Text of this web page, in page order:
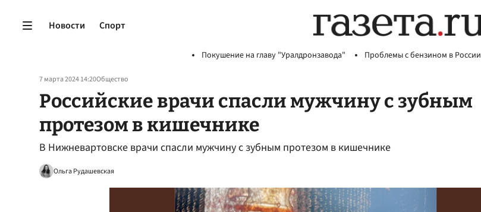
Новости Спорт
Покушение на главу "Уралдронзавода" Проблемы с бензином в России
7 марта 2024 14:20Общество
Российские врачи спасли мужчину с зубным
протезом в кишечнике
В Нижневартовске врачи спасли мужчину с зубным протезом в кишечнике
Ольга Рудашевская